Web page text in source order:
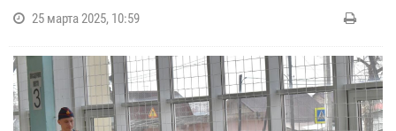
25 марта 2025, 10:59